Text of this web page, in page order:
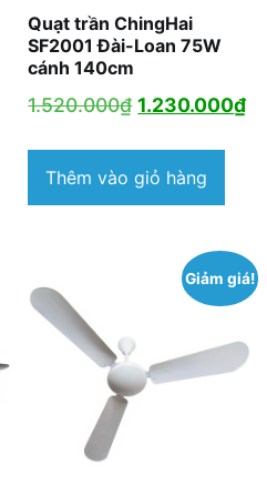
Quạt trần ChingHai
SF2001 Đài-Loan 75W
cánh 140cm
1.520.000₫ Giá
là:
1.520.000₫.
1.230.000₫
Thêm vào giỏ hàng
Giảm giá!